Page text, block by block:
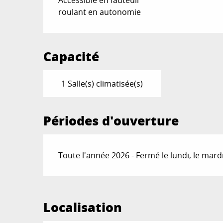
roulant en autonomie
Capacité
1 Salle(s) climatisée(s)
Périodes d'ouverture
Toute l'année 2026 - Fermé le lundi, le
Localisation